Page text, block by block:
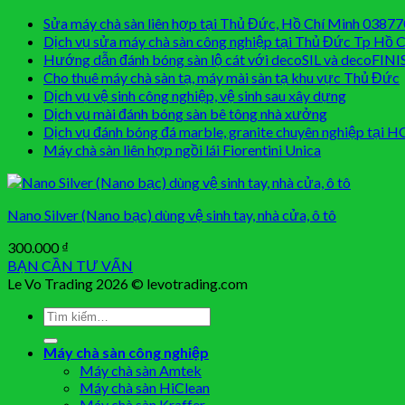
Sửa máy chà sàn liên hợp tại Thủ Đức, Hồ Chí Minh
Dịch vụ sửa máy chà sàn công nghiệp tại Thủ Đức Tp Hồ
Hướng dẫn đánh bóng sàn lộ cát với decoSIL và
Cho thuê máy chà sàn tạ, máy mài sàn tạ khu vực Thủ Đức
Dịch vụ vệ sinh công nghiệp, vệ sinh sau xây dựng
Dịch vụ mài đánh bóng sàn bê tông nhà xưởng
Dịch vụ đánh bóng đá marble, granite chuyên nghiệp tại
Máy chà sàn liên hợp ngồi lái Fiorentini Unica
Nano Silver (Nano bạc) dùng vệ sinh tay, nhà cửa, ô tô
300.000₫
BẠN CẦN TƯ VẤN
Le Vo Trading 2026 © levotrading.com
Tìm
kiếm:
Máy chà sàn công nghiệp
Máy chà sàn Amtek
Máy chà sàn HiClean